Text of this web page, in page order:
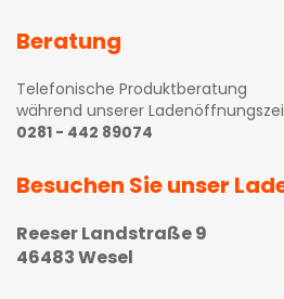
Beratung
Telefonische Produktberatung
während unserer
0281 - 442 89074
Besuchen Sie unser
Reeser Landstraße 9
46483 Wesel